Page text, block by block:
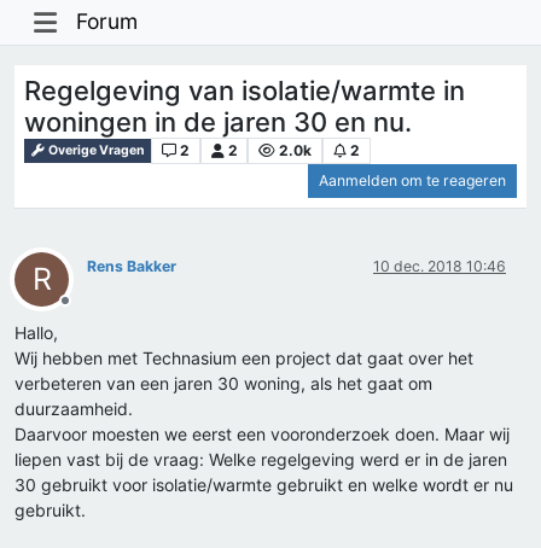
Forum
Regelgeving van isolatie/warmte in
woningen in de jaren 30 en nu.
Overige Vragen 2 2 2.0k
2
Aanmelden om te reageren
R
Offline
Rens Bakker 10 dec. 2018 10:46
Hallo,
Wij hebben met Technasium een project dat gaat over het
verbeteren van een jaren 30 woning, als het gaat om
duurzaamheid.
Daarvoor moesten we eerst een vooronderzoek doen. Maar wij
liepen vast bij de vraag: Welke regelgeving werd er in de jaren
30 gebruikt voor isolatie/warmte gebruikt en welke wordt er nu
gebruikt.